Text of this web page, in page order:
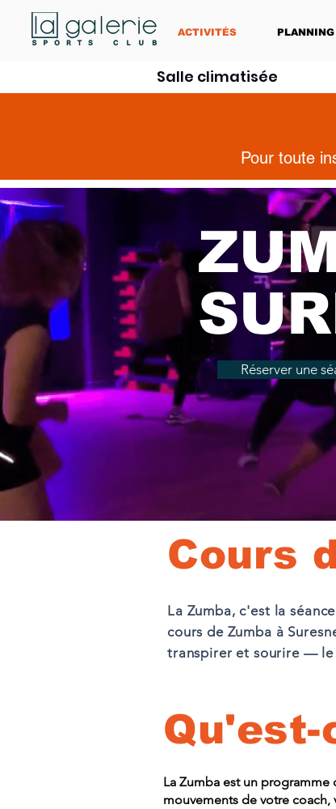
ACTIVITÉS PLANNING
Salle climatisée
Pour toute
Réserver une
Cours
La Zumba, c'est la
cours de Zumba à
transpirer et sourire — le
Qu'est-
La Zumba est un
mouvements de votre